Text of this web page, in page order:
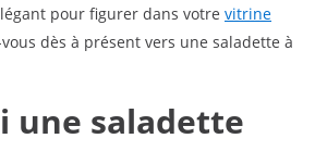
pour figurer dans votre vitrine
dès à présent vers une saladette à
une saladette